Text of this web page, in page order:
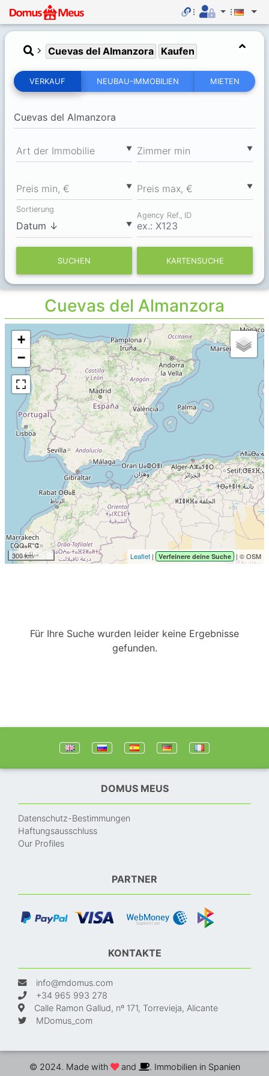
Cuevas del Almanzora Kaufen
VERKAUF NEUBAU-IMMOBILIEN MIETEN
▼
Art der Immobilie ▼
Zimmer min
▼
Preis min, € ▼
Preis max, €
▼
Sortierung
Agency Ref., ID
SUCHEN KARTENSUCHE
Cuevas del Almanzora
+
−
300 km Leaflet | Verfeinere deine Suche | © OSM
Für Ihre Suche wurden leider keine Ergebnisse
gefunden.
DOMUS MEUS
Datenschutz-Bestimmungen
Haftungsausschluss
Our Profiles
PARTNER
KONTAKTE
info@mdomus.com
+34 965 993 278
Calle Ramon Gallud, nº 171, Torrevieja, Alicante
MDomus_com
© 2024. Made with and . Immobilien in Spanien